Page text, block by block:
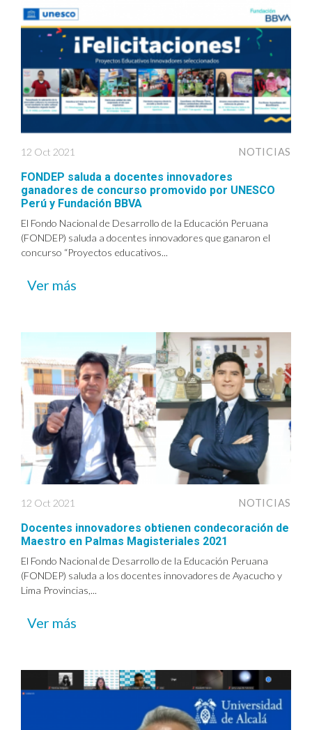
12 Oct 2021 NOTICIAS
FONDEP saluda a docentes innovadores
ganadores de concurso promovido por UNESCO
Perú y Fundación BBVA
El Fondo Nacional de Desarrollo de la Educación Peruana
(FONDEP) saluda a docentes innovadores que ganaron el
concurso “Proyectos educativos...
Ver más
12 Oct 2021 NOTICIAS
Docentes innovadores obtienen condecoración de
Maestro en Palmas Magisteriales 2021
El Fondo Nacional de Desarrollo de la Educación Peruana
(FONDEP) saluda a los docentes innovadores de Ayacucho y
Lima Provincias,...
Ver más